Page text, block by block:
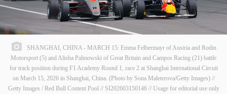
SHANGHAI, CHINA - MARCH 15: Emma Felbermayr of Austria and Rodin
Motorsport (5) and Alisha Palmowski of Great Britain and Campos Racing (21) battle
for track position during F1 Academy Round 1, race 2 at Shanghai International Circuit
on March 15, 2026 in Shanghai, China. (Photo by Sona Maleterova/Getty Images) //
Getty Images / Red Bull Content Pool // SI202603150146 // Usage for editorial use only